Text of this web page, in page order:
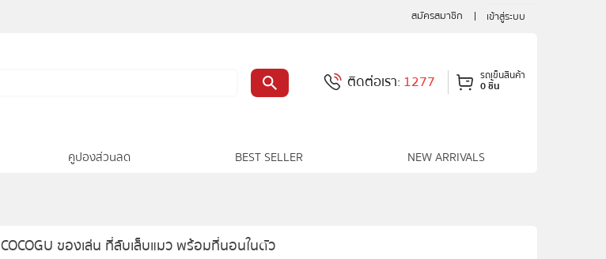
สมัครสมาชิก เข้าสู่ระบบ
คูปองส่วนลด BEST SELLER NEW ARRIVALS
ติดต่อเรา:1277 รถเข็นสินค้า
0 ชิ้น
COCOGU ของเล่น ที่ลับเล็บแมว พร้อมที่นอนในตัว